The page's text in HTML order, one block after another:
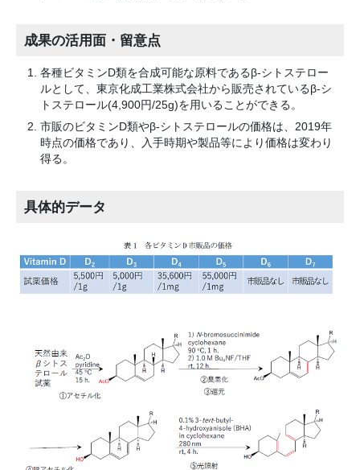
成果の活用面・留意点
各種ビタミンD類を合成可能な原料であるβ-シトステロー
ルとして、東京化成工業株式会社から販売されているβ-シ
トステロール(4,900円/25g)を用いることができる。
市販のビタミンD類やβ-シトステロールの価格は、2019年
時点の価格であり、入手時期や製品等により価格は変わり
得る。
具体的データ